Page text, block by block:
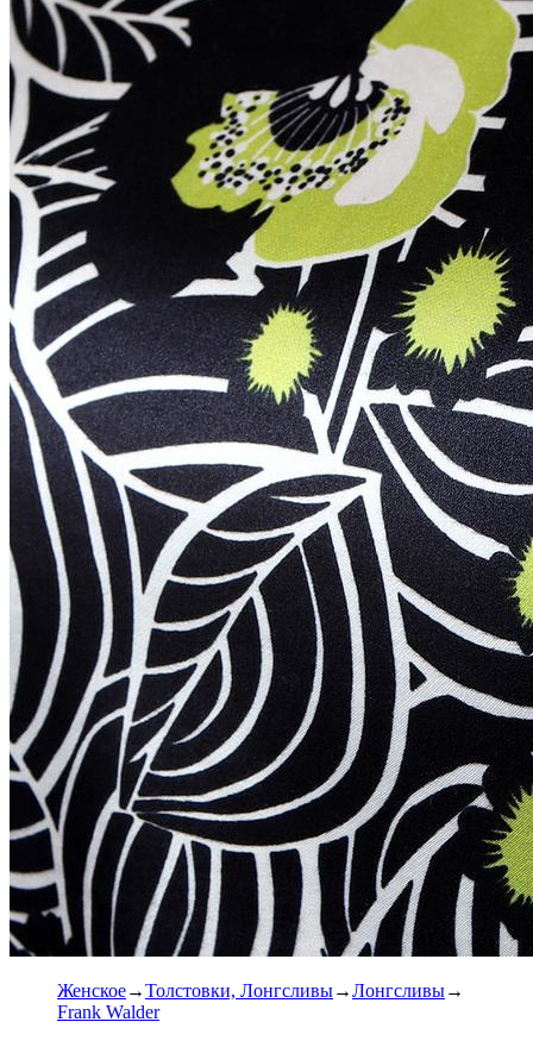
Женское Толстовки, Лонгсливы
Лонгсливы
Frank Walder